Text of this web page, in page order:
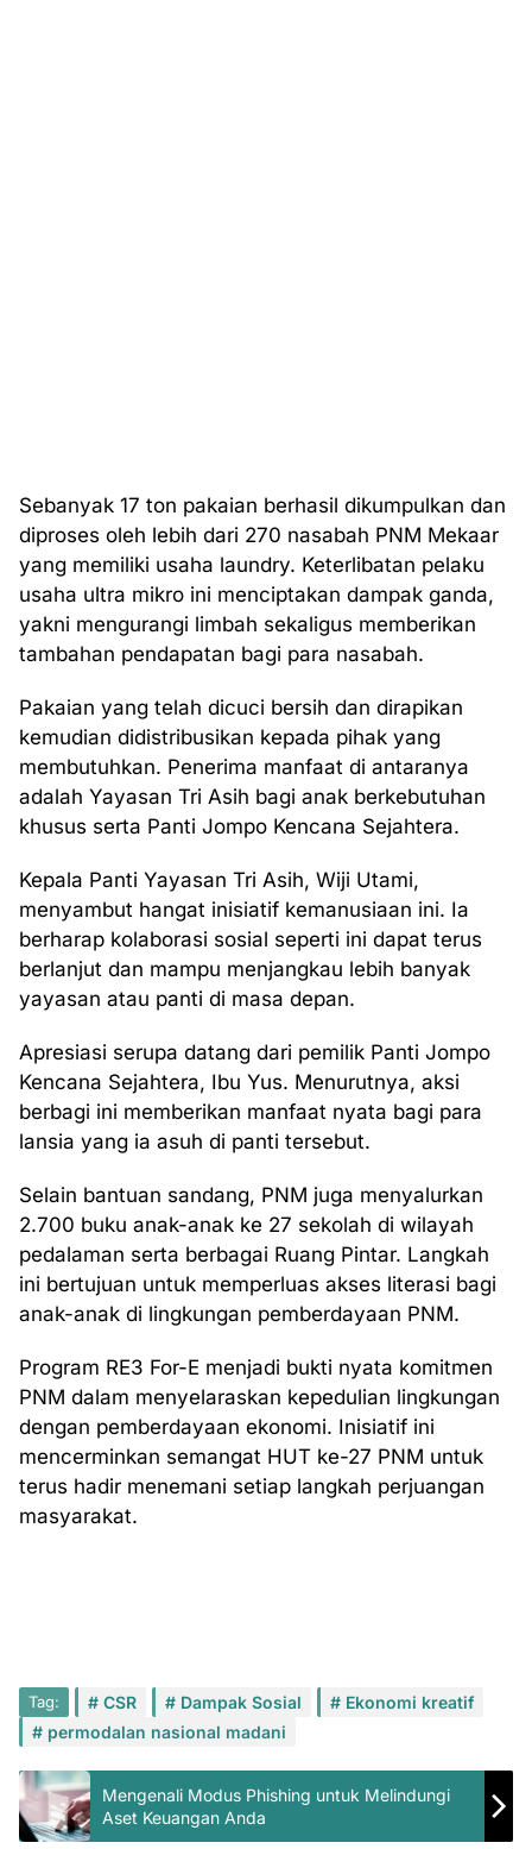
Sebanyak 17 ton pakaian berhasil dikumpulkan dan
diproses oleh lebih dari 270 nasabah PNM Mekaar
yang memiliki usaha laundry. Keterlibatan pelaku
usaha ultra mikro ini menciptakan dampak ganda,
yakni mengurangi limbah sekaligus memberikan
tambahan pendapatan bagi para nasabah.
Pakaian yang telah dicuci bersih dan dirapikan
kemudian didistribusikan kepada pihak yang
membutuhkan. Penerima manfaat di antaranya
adalah Yayasan Tri Asih bagi anak berkebutuhan
khusus serta Panti Jompo Kencana Sejahtera.
Kepala Panti Yayasan Tri Asih, Wiji Utami,
menyambut hangat inisiatif kemanusiaan ini. Ia
berharap kolaborasi sosial seperti ini dapat terus
berlanjut dan mampu menjangkau lebih banyak
yayasan atau panti di masa depan.
Apresiasi serupa datang dari pemilik Panti Jompo
Kencana Sejahtera, Ibu Yus. Menurutnya, aksi
berbagi ini memberikan manfaat nyata bagi para
lansia yang ia asuh di panti tersebut.
Selain bantuan sandang, PNM juga menyalurkan
2.700 buku anak-anak ke 27 sekolah di wilayah
pedalaman serta berbagai Ruang Pintar. Langkah
ini bertujuan untuk memperluas akses literasi bagi
anak-anak di lingkungan pemberdayaan PNM.
Program RE3 For-E menjadi bukti nyata komitmen
PNM dalam menyelaraskan kepedulian lingkungan
dengan pemberdayaan ekonomi. Inisiatif ini
mencerminkan semangat HUT ke-27 PNM untuk
terus hadir menemani setiap langkah perjuangan
masyarakat.
Tag: CSR Dampak Sosial
Ekonomi kreatif
permodalan nasional madani
Mengenali Modus Phishing untuk Melindungi
Aset Keuangan Anda